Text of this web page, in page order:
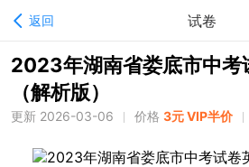
返回 试卷
2023年湖南省娄底市中考
（解析版）
更新 2026-03-06 价格 3元 VIP半价